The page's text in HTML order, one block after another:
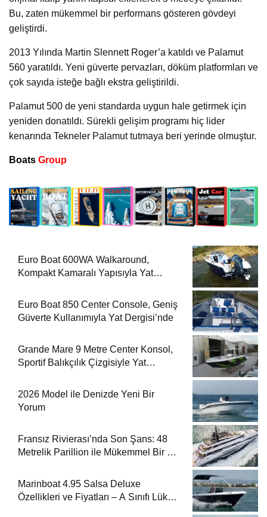
Bu, zaten mükemmel bir performans gösteren gövdeyi
geliştirdi.
2013 Yılında Martin Slennett Roger’a katıldı ve Palamut
560 yaratıldı. Yeni güverte pervazları, döküm platformları ve
çok sayıda isteğe bağlı ekstra geliştirildi.
Palamut 500 de yeni standarda uygun hale getirmek için
yeniden donatıldı. Sürekli gelişim programı hiç lider
kenarında Tekneler Palamut tutmaya beri yerinde olmuştur.
Boats Group
Euro Boat 600WA Walkaround,
Kompakt Kamaralı Yapısıyla Yat
Euro Boat 850 Center Console, Geniş
Güverte Kullanımıyla Yat Dergisi’nde
Grande Mare 9 Metre Center Konsol,
Sportif Balıkçılık Çizgisiyle Yat
2026 Model ile Denizde Yeni Bir
Yorum
Fransız Rivierası’nda Son Şans: 48
Metrelik Parillion ile Mükemmel Bir Yat
Marinboat 4.95 Salsa Deluxe
Özellikleri ve Fiyatları – A Sınıfı Lüks